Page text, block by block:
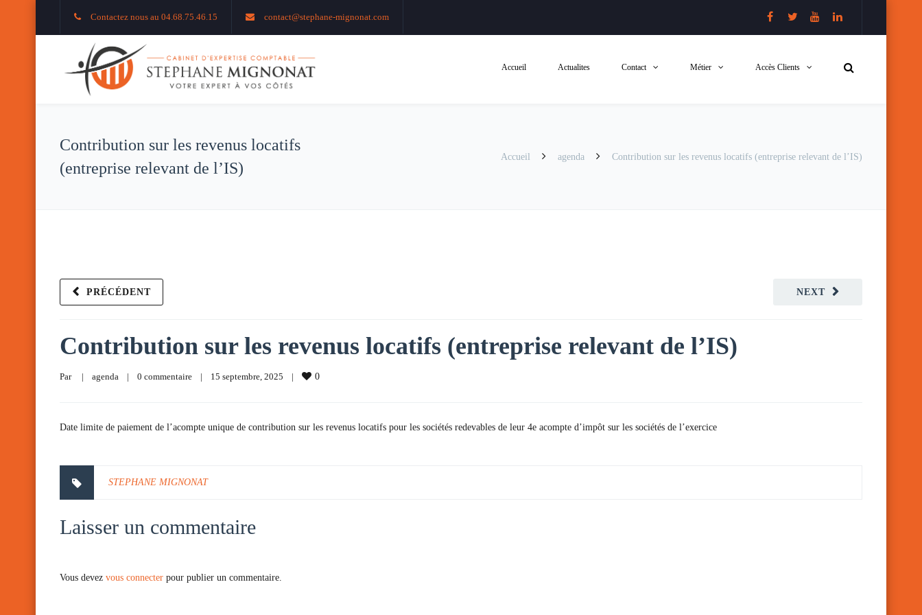
Contactez nous au 04.68.75.46.15 contact@stephane-mignonat.com
Accueil Actualites Contact Métier Accès Clients
Contribution sur les revenus locatifs
(entreprise relevant de l’IS)
Accueil agenda Contribution sur les revenus locatifs (entreprise relevant de l’IS)
NEXT
PRÉCÉDENT
Contribution sur les revenus locatifs (entreprise relevant de l’IS)
Par | agenda | 0 commentaire | 15 septembre, 2025 | 0
Date limite de paiement de l’acompte unique de contribution sur les revenus locatifs pour les sociétés redevables de leur 4e acompte d’impôt sur les sociétés de l’exercice
STEPHANE MIGNONAT
Laisser un commentaire
Vous devez vous connecter pour publier un commentaire.